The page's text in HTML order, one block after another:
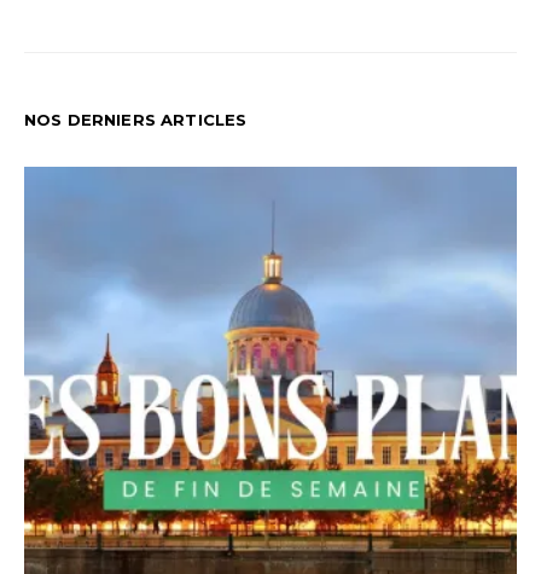
NOS DERNIERS ARTICLES